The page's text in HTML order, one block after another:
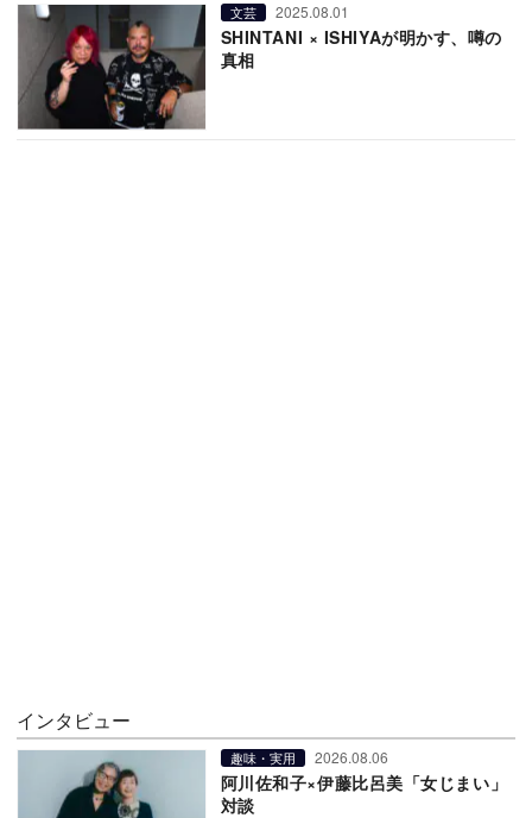
文芸 2025.08.01
SHINTANI × ISHIYAが明かす、噂の
真相
インタビュー
趣味・実用 2026.08.06
阿川佐和子×伊藤比呂美「女じまい」
対談